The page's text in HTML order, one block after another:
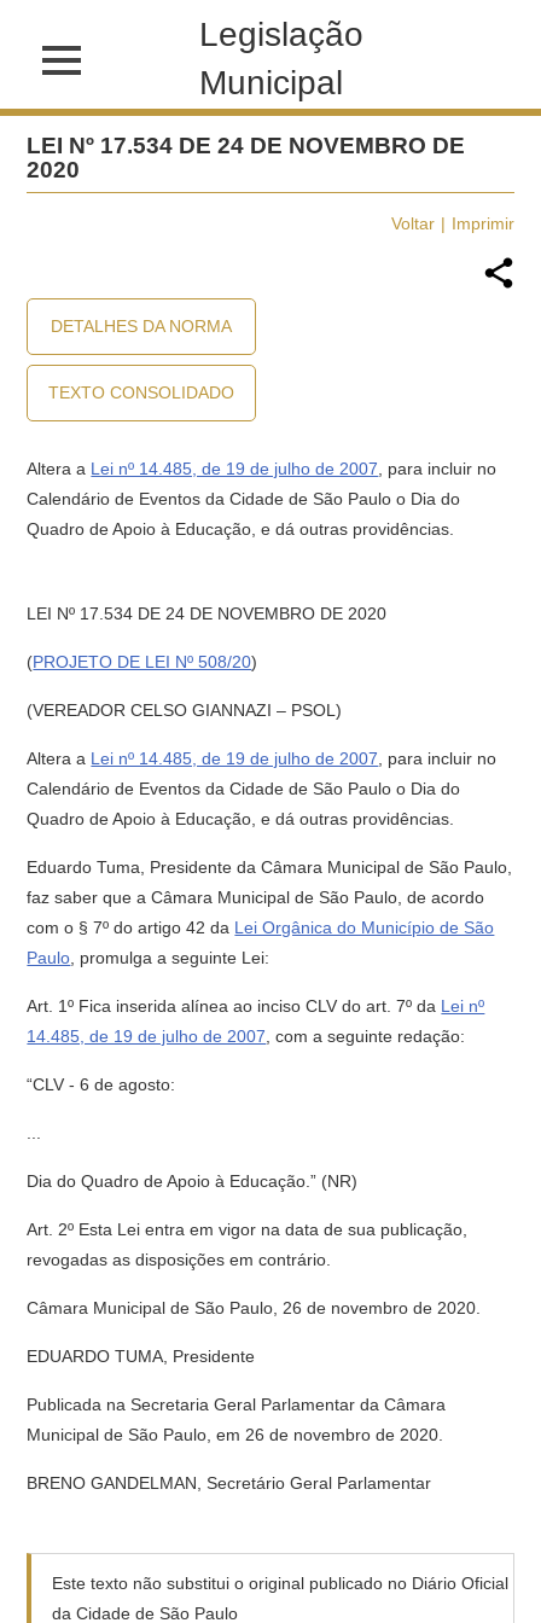
Legislação
Municipal
LEI Nº 17.534 DE 24 DE NOVEMBRO DE
2020
Voltar Imprimir
DETALHES DA NORMA
TEXTO CONSOLIDADO
Altera a Lei nº 14.485, de 19 de julho de 2007 , para incluir no
Calendário de Eventos da Cidade de São Paulo o Dia do
Quadro de Apoio à Educação, e dá outras providências.
LEI Nº 17.534 DE 24 DE NOVEMBRO DE 2020
(PROJETO DE LEI Nº 508/20)
(VEREADOR CELSO GIANNAZI – PSOL)
Altera a Lei nº 14.485, de 19 de julho de 2007 , para incluir no
Calendário de Eventos da Cidade de São Paulo o Dia do
Quadro de Apoio à Educação, e dá outras providências.
Eduardo Tuma, Presidente da Câmara Municipal de São Paulo,
faz saber que a Câmara Municipal de São Paulo, de acordo
com o § 7º do artigo 42 da Lei Orgânica do Município de São
Paulo , promulga a seguinte Lei:
Art. 1º Fica inserida alínea ao inciso CLV do art. 7º da Lei nº
14.485, de 19 de julho de 2007 , com a seguinte redação:
“CLV - 6 de agosto:
Dia do Quadro de Apoio à Educação.” (NR)
Art. 2º Esta Lei entra em vigor na data de sua publicação,
revogadas as disposições em contrário.
Câmara Municipal de São Paulo, 26 de novembro de 2020.
EDUARDO TUMA, Presidente
Publicada na Secretaria Geral Parlamentar da Câmara
Municipal de São Paulo, em 26 de novembro de 2020.
BRENO GANDELMAN, Secretário Geral Parlamentar
Este texto não substitui o original publicado no Diário Oficial
da Cidade de São Paulo